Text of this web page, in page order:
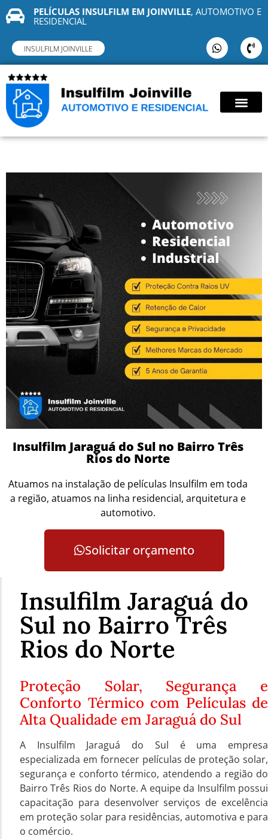
PELÍCULAS INSULFILM EM JOINVILLE, AUTOMOTIVO E
RESIDENCIAL
INSULFILM JOINVILLE
Insulfilm Jaraguá do Sul no Bairro Três
Rios do Norte
Atuamos na instalação de películas Insulfilm em toda
a região, atuamos na linha residencial, arquitetura e
automotivo.
Solicitar orçamento
Insulfilm Jaraguá do
Sul no Bairro Três
Rios do Norte
Proteção Solar, Segurança e
Conforto Térmico com Películas de
Alta Qualidade em Jaraguá do Sul
A Insulfilm Jaraguá do Sul é uma empresa
especializada em fornecer películas de proteção solar,
segurança e conforto térmico, atendendo a região do
Bairro Três Rios do Norte. A equipe da Insulfilm possui
capacitação para desenvolver serviços de excelência
em proteção solar para residências, automotiva e para
o comércio.